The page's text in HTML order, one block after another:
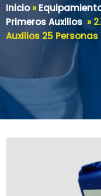
Inicio»
Primeros Auxilios »
Auxilios 25 Personas